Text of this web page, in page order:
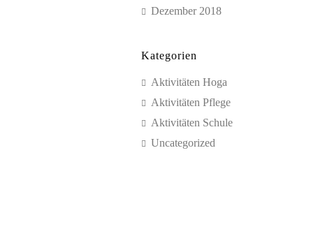
Dezember 2018
Kategorien
Aktivitäten Hoga
Aktivitäten Pflege
Aktivitäten Schule
Uncategorized